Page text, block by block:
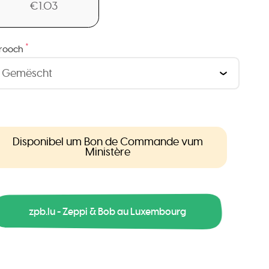
€1.03
*
Disponibel um Bon de Commande vum
Ministère
zpb.lu - Zeppi & Bob au Luxembourg